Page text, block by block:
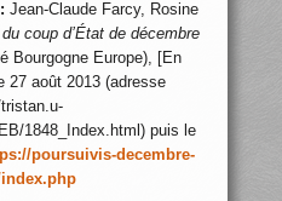
Jean-Claude Farcy, Rosine
coup d’État de décembre
Bourgogne Europe), [En
27 août 2013 (adresse
1848_Index.html) puis le
poursuivis-decembre-